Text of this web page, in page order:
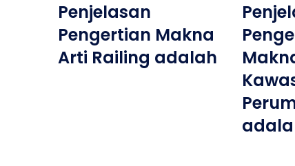
Penjelasan
Pengertian Makna
Arti Railing adalah